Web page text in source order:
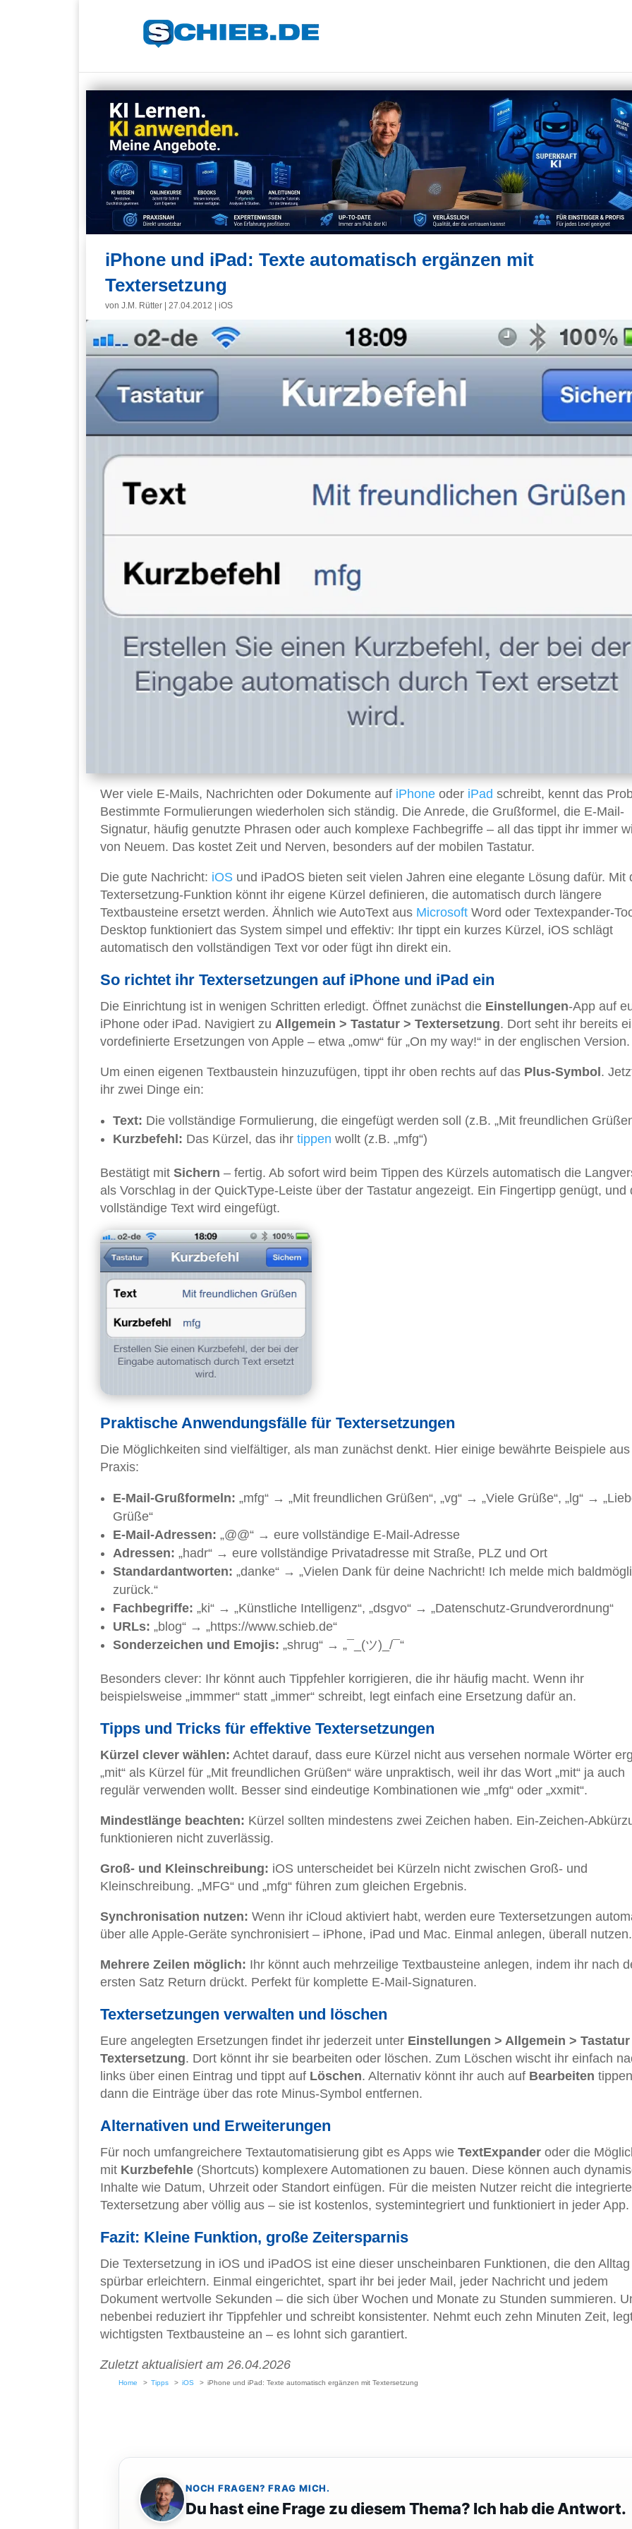
iPhone und iPad: Texte automatisch ergänzen mit
Textersetzung
von J.M. Rütter 27.04.2012 iOS
Wer viele E-Mails, Nachrichten oder Dokumente auf iPhone oder iPad schreibt, kennt das
Bestimmte Formulierungen wiederholen sich ständig. Die Anrede, die Grußformel, die E-Mail-
Signatur, häufig genutzte Phrasen oder auch komplexe Fachbegriffe – all das tippt ihr immer
von Neuem. Das kostet Zeit und Nerven, besonders auf der mobilen Tastatur.
Die gute Nachricht: iOS und iPadOS bieten seit vielen Jahren eine elegante Lösung dafür. Mit
Textersetzung-Funktion könnt ihr eigene Kürzel definieren, die automatisch durch längere
Textbausteine ersetzt werden. Ähnlich wie AutoText aus Microsoft Word oder Textexpander-
Desktop funktioniert das System simpel und effektiv: Ihr tippt ein kurzes Kürzel, iOS schlägt
automatisch den vollständigen Text vor oder fügt ihn direkt ein.
So richtet ihr Textersetzungen auf iPhone und iPad ein
Die Einrichtung ist in wenigen Schritten erledigt. Öffnet zunächst die Einstellungen-App auf
iPhone oder iPad. Navigiert zu Allgemein > Tastatur > Textersetzung. Dort seht ihr bereits
vordefinierte Ersetzungen von Apple – etwa „omw“ für „On my way!“ in der englischen Version.
Um einen eigenen Textbaustein hinzuzufügen, tippt ihr oben rechts auf das Plus-Symbol.
ihr zwei Dinge ein:
Text: Die vollständige Formulierung, die eingefügt werden soll (z.B. „Mit freundlichen
Kurzbefehl: Das Kürzel, das ihr tippen wollt (z.B. „mfg“)
Bestätigt mit Sichern – fertig. Ab sofort wird beim Tippen des Kürzels automatisch die
als Vorschlag in der QuickType-Leiste über der Tastatur angezeigt. Ein Fingertipp genügt, und
vollständige Text wird eingefügt.
Praktische Anwendungsfälle für Textersetzungen
Die Möglichkeiten sind vielfältiger, als man zunächst denkt. Hier einige bewährte Beispiele
Praxis:
E-Mail-Grußformeln: „mfg“ → „Mit freundlichen Grüßen“, „vg“ → „Viele Grüße“, „lg“ →
Grüße“
E-Mail-Adressen: „@@“ → eure vollständige E-Mail-Adresse
Adressen: „hadr“ → eure vollständige Privatadresse mit Straße, PLZ und Ort
Standardantworten: „danke“ → „Vielen Dank für deine Nachricht! Ich melde mich
zurück.“
Fachbegriffe: „ki“ → „Künstliche Intelligenz“, „dsgvo“ → „Datenschutz-Grundverordnung“
URLs: „blog“ → „https://www.schieb.de“
Sonderzeichen und Emojis: „shrug“ → „¯_(ツ)_/¯“
Besonders clever: Ihr könnt auch Tippfehler korrigieren, die ihr häufig macht. Wenn ihr
beispielsweise „immmer“ statt „immer“ schreibt, legt einfach eine Ersetzung dafür an.
Tipps und Tricks für effektive Textersetzungen
Kürzel clever wählen: Achtet darauf, dass eure Kürzel nicht aus versehen normale Wörter
„mit“ als Kürzel für „Mit freundlichen Grüßen“ wäre unpraktisch, weil ihr das Wort „mit“ ja auch
regulär verwenden wollt. Besser sind eindeutige Kombinationen wie „mfg“ oder „xxmit“.
Mindestlänge beachten: Kürzel sollten mindestens zwei Zeichen haben. Ein-Zeichen-
funktionieren nicht zuverlässig.
Groß- und Kleinschreibung: iOS unterscheidet bei Kürzeln nicht zwischen Groß- und
Kleinschreibung. „MFG“ und „mfg“ führen zum gleichen Ergebnis.
Synchronisation nutzen: Wenn ihr iCloud aktiviert habt, werden eure Textersetzungen
über alle Apple-Geräte synchronisiert – iPhone, iPad und Mac. Einmal anlegen, überall nutzen.
Mehrere Zeilen möglich: Ihr könnt auch mehrzeilige Textbausteine anlegen, indem ihr nach
ersten Satz Return drückt. Perfekt für komplette E-Mail-Signaturen.
Textersetzungen verwalten und löschen
Eure angelegten Ersetzungen findet ihr jederzeit unter Einstellungen > Allgemein > Tastatur
Textersetzung. Dort könnt ihr sie bearbeiten oder löschen. Zum Löschen wischt ihr einfach
links über einen Eintrag und tippt auf Löschen. Alternativ könnt ihr auch auf Bearbeiten
dann die Einträge über das rote Minus-Symbol entfernen.
Alternativen und Erweiterungen
Für noch umfangreichere Textautomatisierung gibt es Apps wie TextExpander oder die
mit Kurzbefehle (Shortcuts) komplexere Automationen zu bauen. Diese können auch
Inhalte wie Datum, Uhrzeit oder Standort einfügen. Für die meisten Nutzer reicht die integrierte
Textersetzung aber völlig aus – sie ist kostenlos, systemintegriert und funktioniert in jeder App.
Fazit: Kleine Funktion, große Zeitersparnis
Die Textersetzung in iOS und iPadOS ist eine dieser unscheinbaren Funktionen, die den Alltag
spürbar erleichtern. Einmal eingerichtet, spart ihr bei jeder Mail, jeder Nachricht und jedem
Dokument wertvolle Sekunden – die sich über Wochen und Monate zu Stunden summieren.
nebenbei reduziert ihr Tippfehler und schreibt konsistenter. Nehmt euch zehn Minuten Zeit,
wichtigsten Textbausteine an – es lohnt sich garantiert.
Zuletzt aktualisiert am 26.04.2026
Home Tipps iOS iPhone und iPad: Texte automatisch ergänzen mit Textersetzung
NOCH FRAGEN? FRAG MICH.
Du hast eine Frage zu diesem Thema? Ich hab die Antwort.